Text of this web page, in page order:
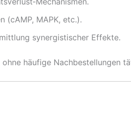
(cAMP, MAPK, etc.).
synergistischer Effekte.
häufige Nachbestellungen